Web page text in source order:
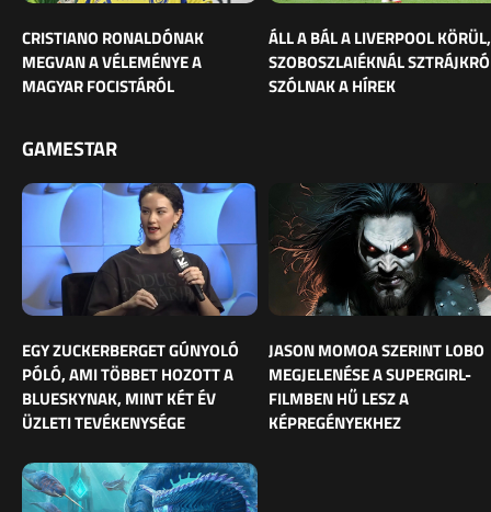
CRISTIANO RONALDÓNAK
MEGVAN A VÉLEMÉNYE A
MAGYAR FOCISTÁRÓL
ÁLL A BÁL A LIVERPOOL KÖRÜL,
SZOBOSZLAIÉKNÁL
SZÓLNAK A HÍREK
GAMESTAR
EGY ZUCKERBERGET GÚNYOLÓ
PÓLÓ, AMI TÖBBET HOZOTT A
BLUESKYNAK, MINT KÉT ÉV
ÜZLETI TEVÉKENYSÉGE
JASON MOMOA SZERINT LOBO
MEGJELENÉSE A SUPERGIRL-
FILMBEN HŰ LESZ A
KÉPREGÉNYEKHEZ